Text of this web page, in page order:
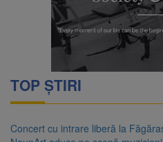
TOP ȘTIRI
Concert cu intrare liberă la